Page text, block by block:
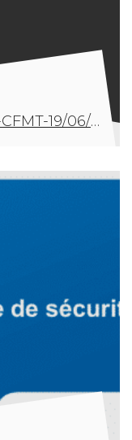
Conducteurs âgés-S.Lafont-CFMT-19/06/2019